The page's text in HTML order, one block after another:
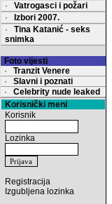
· Vatrogasci i požari
·
Izbori 2007.
· Tina Katanić - seks
snimka
Foto vijesti
· Tranzit Venere
· Slavni i poznati
· Celebrity nude leaked
Korisnički meni
Korisnik
Lozinka
Registracija
Izgubljena lozinka